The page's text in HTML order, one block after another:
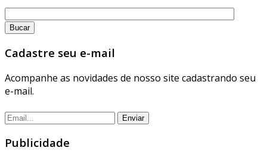
Cadastre seu e-mail
Acompanhe as novidades de nosso site cadastrando seu
e-mail.
Publicidade